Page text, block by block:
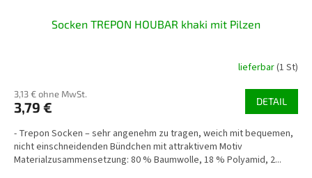
Socken TREPON HOUBAR khaki mit Pilzen
lieferbar(1 St)
3,13 € ohne MwSt.
3,79 € DETAIL
- Trepon Socken – sehr angenehm zu tragen, weich mit bequemen,
nicht einschneidenden Bündchen mit attraktivem Motiv
Materialzusammensetzung: 80 % Baumwolle, 18 % Polyamid, 2...